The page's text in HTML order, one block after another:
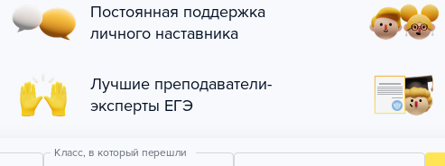
Постоянная поддержка
личного наставника
Лучшие преподаватели-
эксперты ЕГЭ
Класс, в который перешли